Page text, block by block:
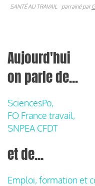
SANTÉ AU TRAVAIL parrainé par
Aujourd'hui
on parle de...
SciencesPo,
FO France travail,
SNPEA CFDT
et de...
Emploi, formation et